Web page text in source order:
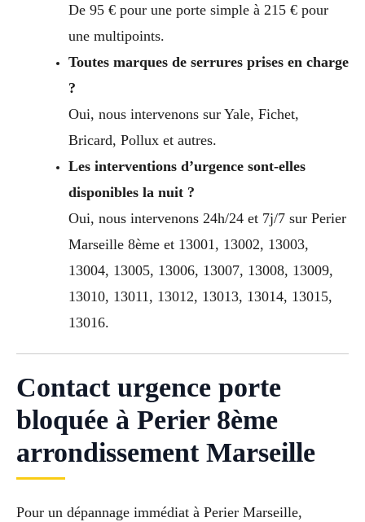
De 95 € pour une porte simple à 215 € pour
une multipoints.
Toutes marques de serrures prises en charge
?
Oui, nous intervenons sur Yale, Fichet,
Bricard, Pollux et autres.
Les interventions d’urgence sont-elles
disponibles la nuit ?
Oui, nous intervenons 24h/24 et 7j/7 sur Perier
Marseille 8ème et 13001, 13002, 13003,
13004, 13005, 13006, 13007, 13008, 13009,
13010, 13011, 13012, 13013, 13014, 13015,
13016.
Contact urgence porte
bloquée à Perier 8ème
arrondissement Marseille
Pour un dépannage immédiat à Perier Marseille,